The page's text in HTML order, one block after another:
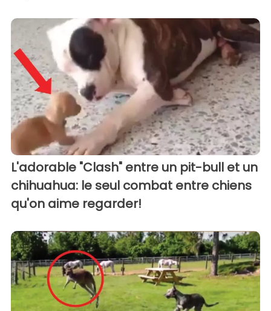
L'adorable "Clash" entre un pit-bull et un
chihuahua: le seul combat entre chiens
qu'on aime regarder!